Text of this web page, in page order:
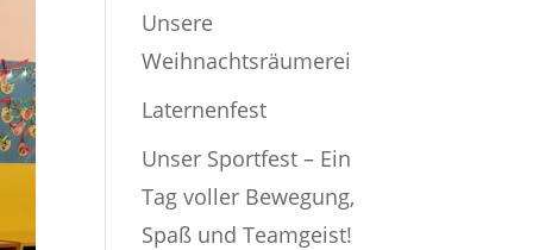
Unsere
Weihnachtsräumerei
Laternenfest
Unser Sportfest – Ein
Tag voller Bewegung,
Spaß und Teamgeist!